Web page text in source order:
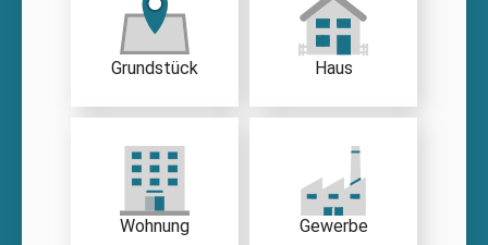
Grundstück Haus
Wohnung Gewerbe